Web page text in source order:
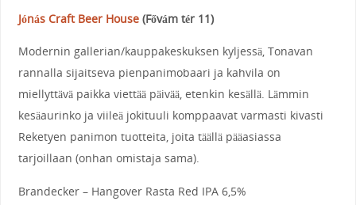
Jónás Craft Beer House(Fővám tér 11)
Modernin gallerian/kauppakeskuksen kyljessä, Tonavan
rannalla sijaitseva pienpanimobaari ja kahvila on
miellyttävä paikka viettää päivää, etenkin kesällä. Lämmin
kesäaurinko ja viileä jokituuli komppaavat varmasti kivasti
Reketyen panimon tuotteita, joita täällä pääasiassa
tarjoillaan (onhan omistaja sama).
Brandecker – Hangover Rasta Red IPA 6,5%